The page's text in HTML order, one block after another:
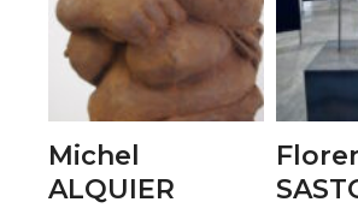
Michel
ALQUIER